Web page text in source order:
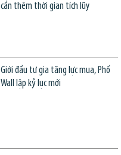
cần thêm thời gian tích lũy
Giới đầu tư gia tăng lực mua, Phố
Wall lập kỷ lục mới